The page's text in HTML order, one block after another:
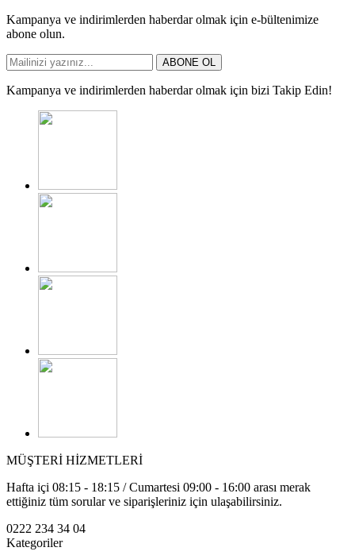
Kampanya ve indirimlerden haberdar olmak için e-bültenimize
abone olun.
ABONE OL
Kampanya ve indirimlerden haberdar olmak için bizi Takip Edin!
MÜŞTERİ HİZMETLERİ
Hafta içi 08:15 - 18:15 / Cumartesi 09:00 - 16:00 arası merak
ettiğiniz tüm sorular ve siparişleriniz için ulaşabilirsiniz.
0222 234 34 04
Kategoriler